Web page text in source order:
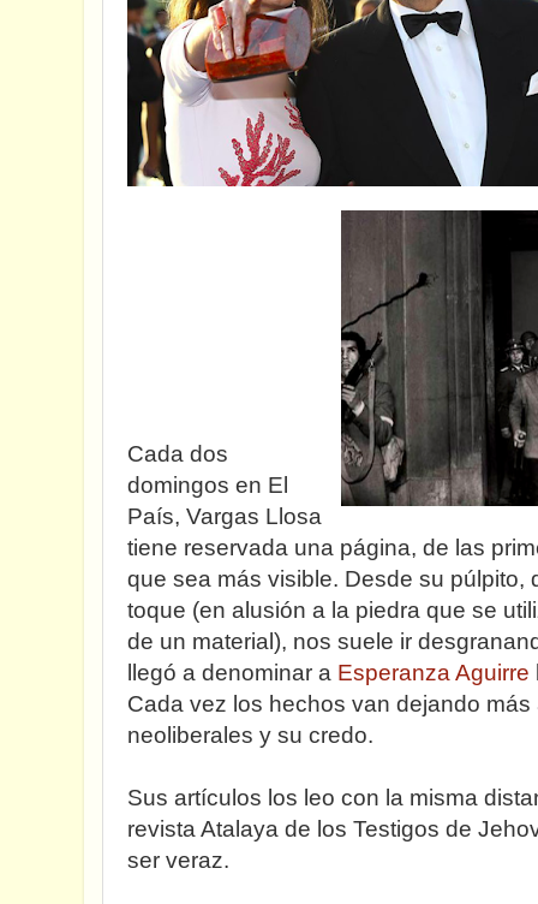
Cada dos
domingos en El
País, Vargas Llosa
tiene reservada una página, de las
que sea más visible. Desde su púlpito,
toque (en alusión a la piedra que se
de un material), nos suele ir
llegó a denominar a Esperanza Aguirre
Cada vez los hechos van dejando
neoliberales y su credo.
Sus artículos los leo con la misma
revista Atalaya de los Testigos de
ser veraz.